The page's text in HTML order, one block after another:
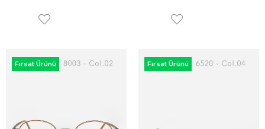
Fırsat Ürünü Fırsat Ürünü